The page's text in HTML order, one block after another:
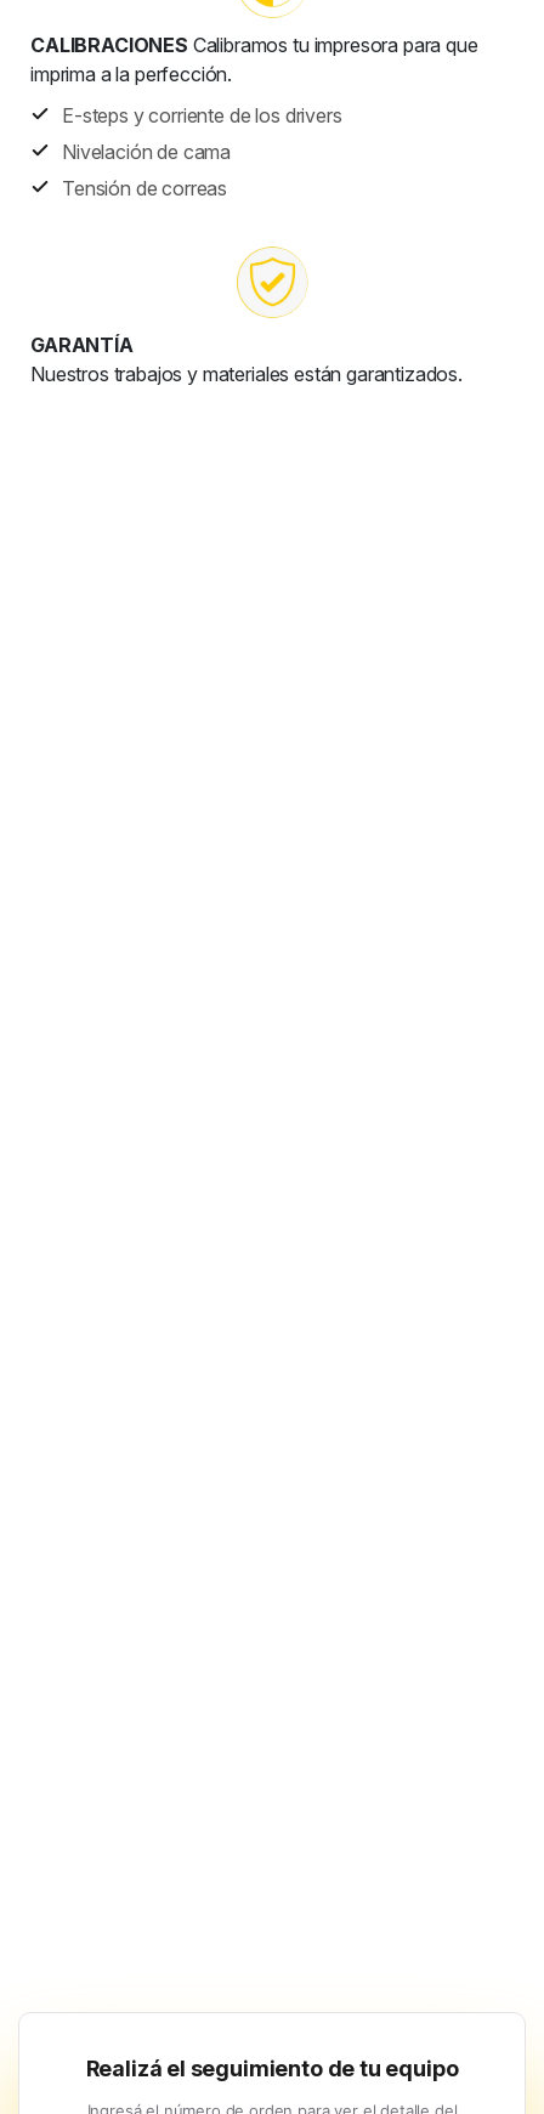
CALIBRACIONES Calibramos tu impresora para que
imprima a la perfección.
E-steps y corriente de los drivers
Nivelación de cama
Tensión de correas
GARANTÍA
Nuestros trabajos y materiales están garantizados.
Realizá el seguimiento de tu equipo